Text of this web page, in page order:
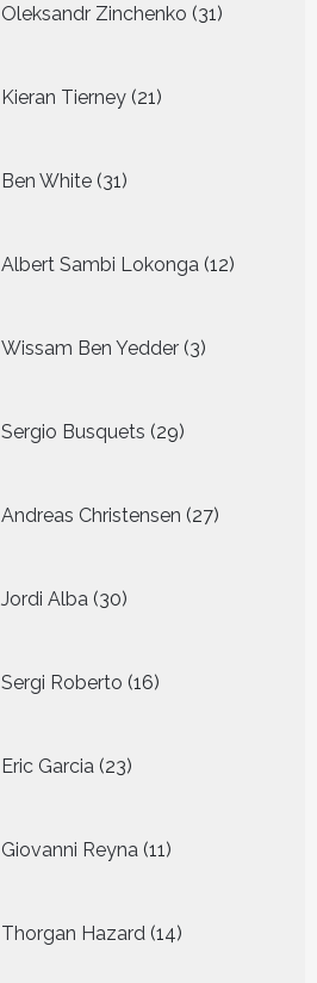
Oleksandr Zinchenko 31
producten
Kieran Tierney 21
producten
Ben White 31
producten
Albert Sambi Lokonga 12
Wissam Ben Yedder 3
producten
Sergio Busquets 29
producten
Andreas Christensen 27
producten
Jordi Alba 30
producten
Sergi Roberto 16
producten
Eric Garcia 23
producten
Giovanni Reyna 11
producten
Thorgan Hazard 14
producten